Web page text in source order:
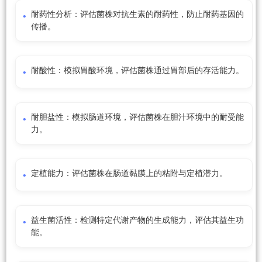
耐药性分析：评估菌株对抗生素的耐药性，防止耐药基因的
传播。
耐酸性：模拟胃酸环境，评估菌株通过胃部后的存活能力。
耐胆盐性：模拟肠道环境，评估菌株在胆汁环境中的耐受能
力。
定植能力：评估菌株在肠道黏膜上的粘附与定植潜力。
益生菌活性：检测特定代谢产物的生成能力，评估其益生功
能。